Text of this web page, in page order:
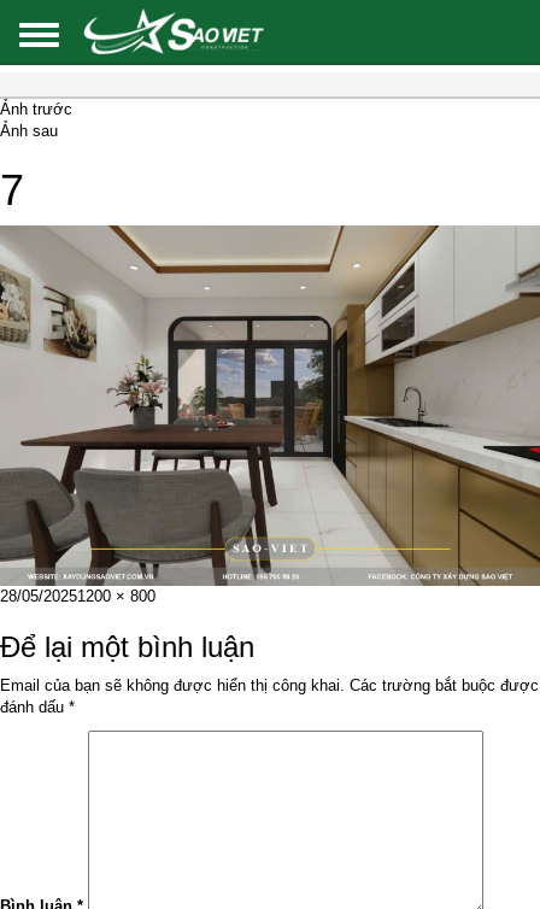
Ảnh trước
Ảnh sau
7
Đăng
ngày
28/05/2025Kích
đầy
đủ
1200 × 800
Để lại một bình luận
Email của bạn sẽ không được hiển thị công khai. Các trường bắt buộc được
đánh dấu *